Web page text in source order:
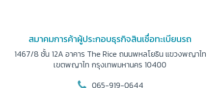
สมาคมการค้าผู้ประกอบธุรกิจสินเชื่อทะเบียนรถ
1467/8 ชั้น 12A อาคาร The Rice ถนนพหลโยธิน แขวงพญาไท
เขตพญาไท กรุงเทพมหานคร 10400
065-919-0644